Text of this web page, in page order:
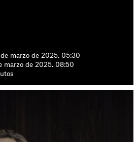
marzo de 2025. 05:30
marzo de 2025. 08:50